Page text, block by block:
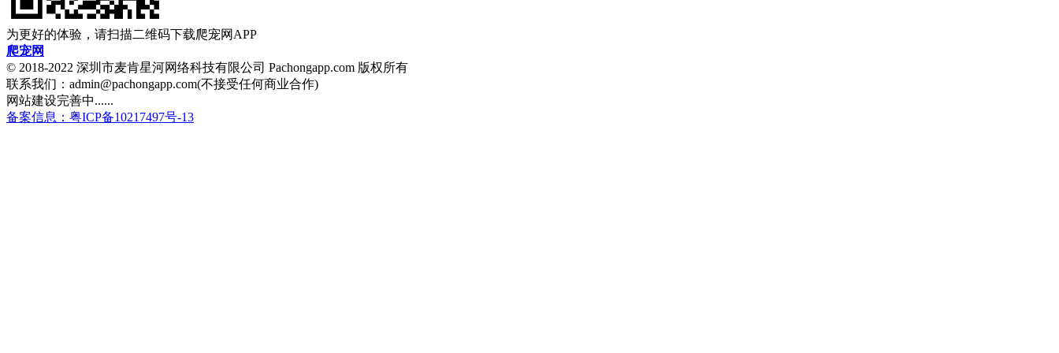
为更好的体验，请扫描二维码下载爬宠网APP
爬宠网
© 2018-2022 深圳市麦肯星河网络科技有限公司 Pachongapp.com 版权所有
联系我们：admin@pachongapp.com(不接受任何商业合作)
网站建设完善中......
备案信息：粤ICP备10217497号-13